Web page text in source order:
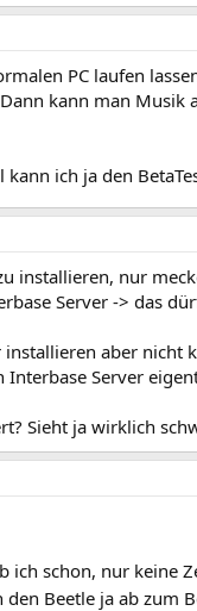
PC laufen
kann man
ich ja den
installieren, nur
Server -> das
aber
Server
Sieht ja wirklich
ich schon, nur keine
Beetle ja ab zum